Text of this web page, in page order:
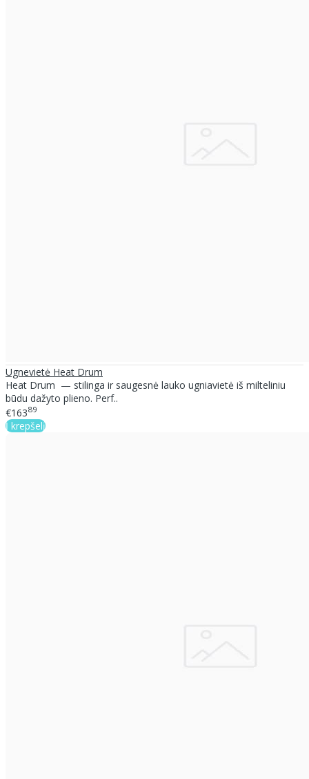
Ugnevietė Heat Drum
Heat Drum — stilinga ir saugesnė lauko ugniavietė iš milteliniu
būdu dažyto plieno. Perf..
€16389
Į krepšelį